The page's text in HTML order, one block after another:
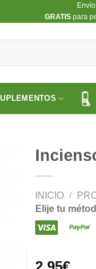
​GRATISpara
INICIO /
Elije tu